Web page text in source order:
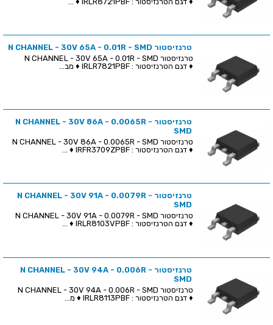
טרנזיסטור N CHANNEL - 30V 65A - 0.01R - SMD
♦ דגם הטרנזיסטור : IRLR7821PBF ♦ מב...
טרנזיסטור N CHANNEL - 30V 86A - 0.0065R -
SMD
♦ דגם הטרנזיסטור : IRFR3709ZPBF ♦ ...
טרנזיסטור N CHANNEL - 30V 91A - 0.0079R -
SMD
♦ דגם הטרנזיסטור : IRLR8103VPBF ♦ ...
טרנזיסטור N CHANNEL - 30V 94A - 0.006R -
SMD
♦ דגם הטרנזיסטור : IRLR8113PBF ♦ מ...